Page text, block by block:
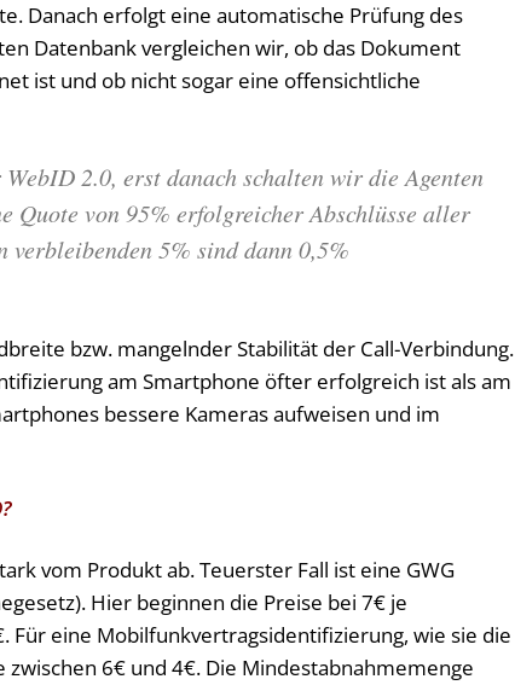
Danach erfolgt eine automatische Prüfung des
Datenbank vergleichen wir, ob das Dokument
ist und ob nicht sogar eine offensichtliche
2.0, erst danach schalten wir die Agenten
Quote von 95% erfolgreicher Abschlüsse aller
verbleibenden 5% sind dann 0,5%
bzw. mangelnder Stabilität der Call-Verbindung.
am Smartphone öfter erfolgreich ist als am
bessere Kameras aufweisen und im
vom Produkt ab. Teuerster Fall ist eine GWG
Hier beginnen die Preise bei 7€ je
Für eine Mobilfunkvertragsidentifizierung, wie sie die
6€ und 4€. Die Mindestabnahmemenge